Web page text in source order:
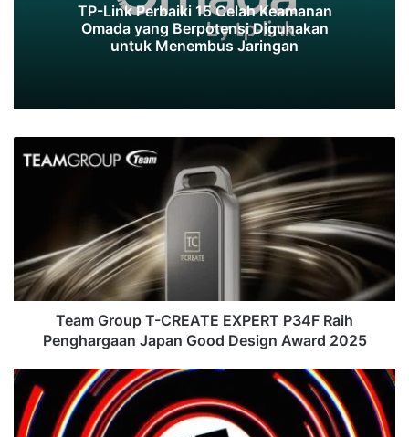
TP-Link Perbaiki 15 Celah Keamanan
Omada yang Berpotensi Digunakan
untuk Menembus Jaringan
Group
Raih
Penghargaan
Japan
Design
2025
Team Group T-CREATE EXPERT P34F Raih
Penghargaan Japan Good Design Award 2025
Microsoft
Gagalkan
Serangan